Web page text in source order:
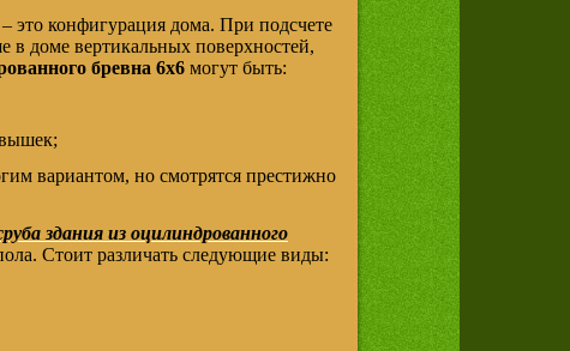
это конфигурация дома. При подсчете
в доме вертикальных поверхностей,
бревна 6х6 могут быть:
вариантом, но смотрятся престижно
здания из оцилиндрованного
Стоит различать следующие виды: